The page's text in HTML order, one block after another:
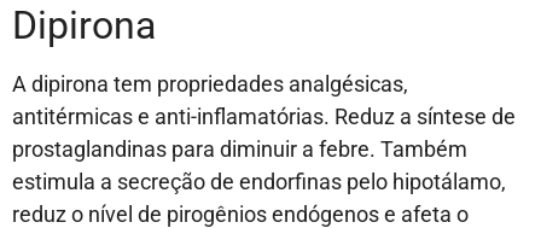
Dipirona
A dipirona tem propriedades analgésicas,
antitérmicas e anti-inflamatórias. Reduz a síntese de
prostaglandinas para diminuir a febre. Também
estimula a secreção de endorfinas pelo hipotálamo,
reduz o nível de pirogênios endógenos e afeta o